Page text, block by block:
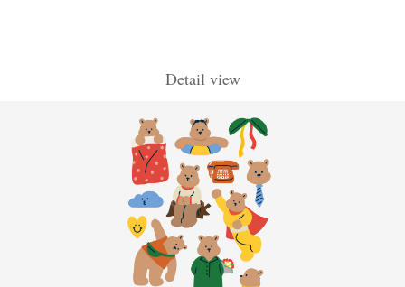
Detail view